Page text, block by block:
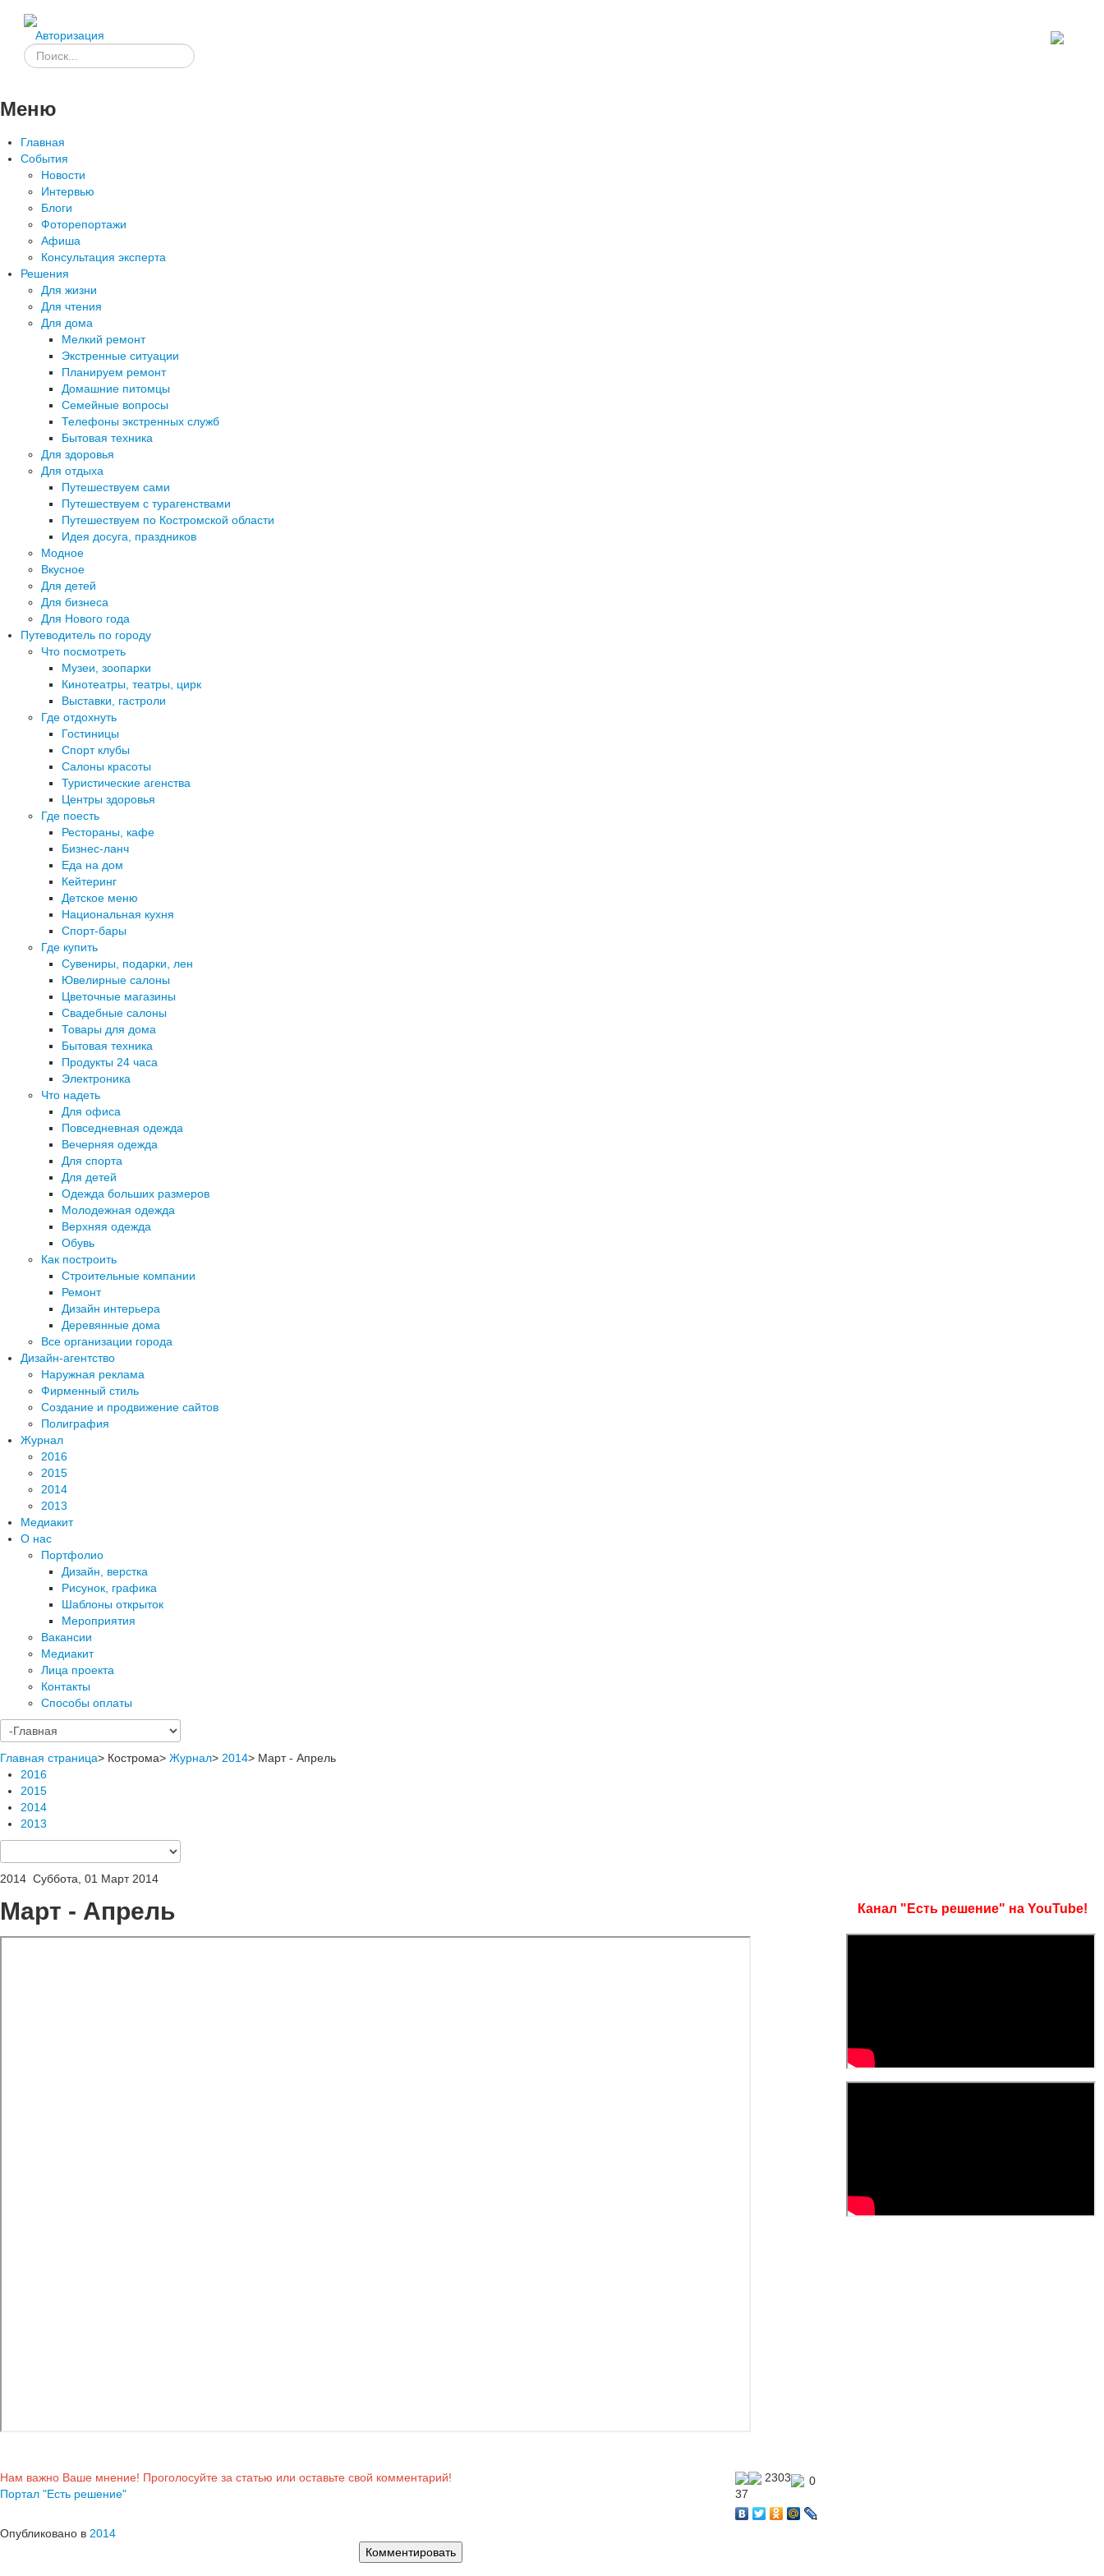
Авторизация
Меню
Главная
События
Новости
Интервью
Блоги
Фоторепортажи
Афиша
Консультация эксперта
Решения
Для жизни
Для чтения
Для дома
Мелкий ремонт
Экстренные ситуации
Планируем ремонт
Домашние питомцы
Семейные вопросы
Телефоны экстренных служб
Бытовая техника
Для здоровья
Для отдыха
Путешествуем сами
Путешествуем с турагенствами
Путешествуем по Костромской области
Идея досуга, праздников
Модное
Вкусное
Для детей
Для бизнеса
Для Нового года
Путеводитель по городу
Что посмотреть
Музеи, зоопарки
Кинотеатры, театры, цирк
Выставки, гастроли
Где отдохнуть
Гостиницы
Спорт клубы
Салоны красоты
Туристические агенства
Центры здоровья
Где поесть
Рестораны, кафе
Бизнес-ланч
Еда на дом
Кейтеринг
Детское меню
Национальная кухня
Спорт-бары
Где купить
Сувениры, подарки, лен
Ювелирные салоны
Цветочные магазины
Свадебные салоны
Товары для дома
Бытовая техника
Продукты 24 часа
Электроника
Что надеть
Для офиса
Повседневная одежда
Вечерняя одежда
Для спорта
Для детей
Одежда больших размеров
Молодежная одежда
Верхняя одежда
Обувь
Как построить
Строительные компании
Ремонт
Дизайн интерьера
Деревянные дома
Все организации города
Дизайн-агентство
Наружная реклама
Фирменный стиль
Создание и продвижение сайтов
Полиграфия
Журнал
2016
2015
2014
2013
Медиакит
О нас
Портфолио
Дизайн, верстка
Рисунок, графика
Шаблоны открыток
Мероприятия
Вакансии
Медиакит
Лица проекта
Контакты
Способы оплаты
Главная страница> Кострома> Журнал> 2014> Март - Апрель
2016
2015
2014
2013
2014 Суббота, 01 Март 2014
Март - Апрель
Нам важно Ваше мнение! Проголосуйте за статью или оставьте свой комментарий!
Портал "Есть решение"
0
2303
37
Опубликовано в 2014
Канал "Есть решение" на YouTube!